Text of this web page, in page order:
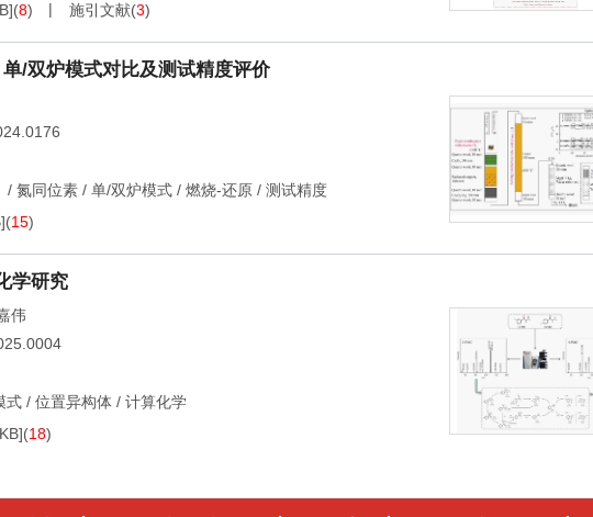
](8) 施引文献(3)
/双炉模式对比及测试精度评价
/ 氮同位素 / 单/双炉模式 / 燃烧-还原 / 测试精度
](15)
学研究
伟
式 / 位置异构体 / 计算化学
](18)